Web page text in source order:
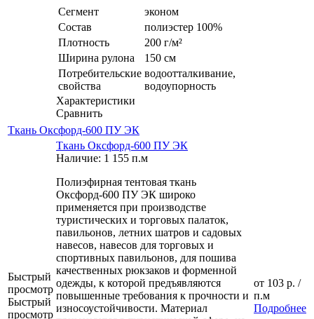
Сегмент
эконом
Состав
полиэстер 100%
Плотность
200 г/м²
Ширина рулона
150 см
Потребительские
свойства
водоотталкивание,
водоупорность
Характеристики
Сравнить
Ткань Оксфорд-600 ПУ ЭК
Быстрый
просмотр
Быстрый
просмотр
Ткань Оксфорд-600 ПУ ЭК
Наличие: 1 155 п.м
Полиэфирная тентовая ткань
Оксфорд-600 ПУ ЭК широко
применяется при производстве
туристических и торговых палаток,
павильонов, летних шатров и садовых
навесов, навесов для торговых и
спортивных павильонов, для пошива
качественных рюкзаков и форменной
одежды, к которой предъявляются
повышенные требования к прочности и
износоустойчивости. Материал
от 103 р. /
п.м
Подробнее